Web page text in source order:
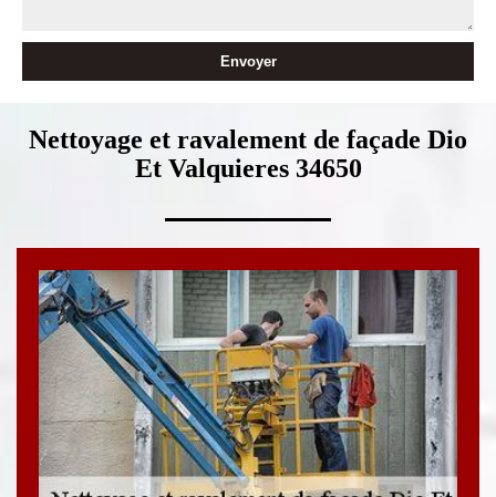
Nettoyage et ravalement de façade Dio
Et Valquieres 34650